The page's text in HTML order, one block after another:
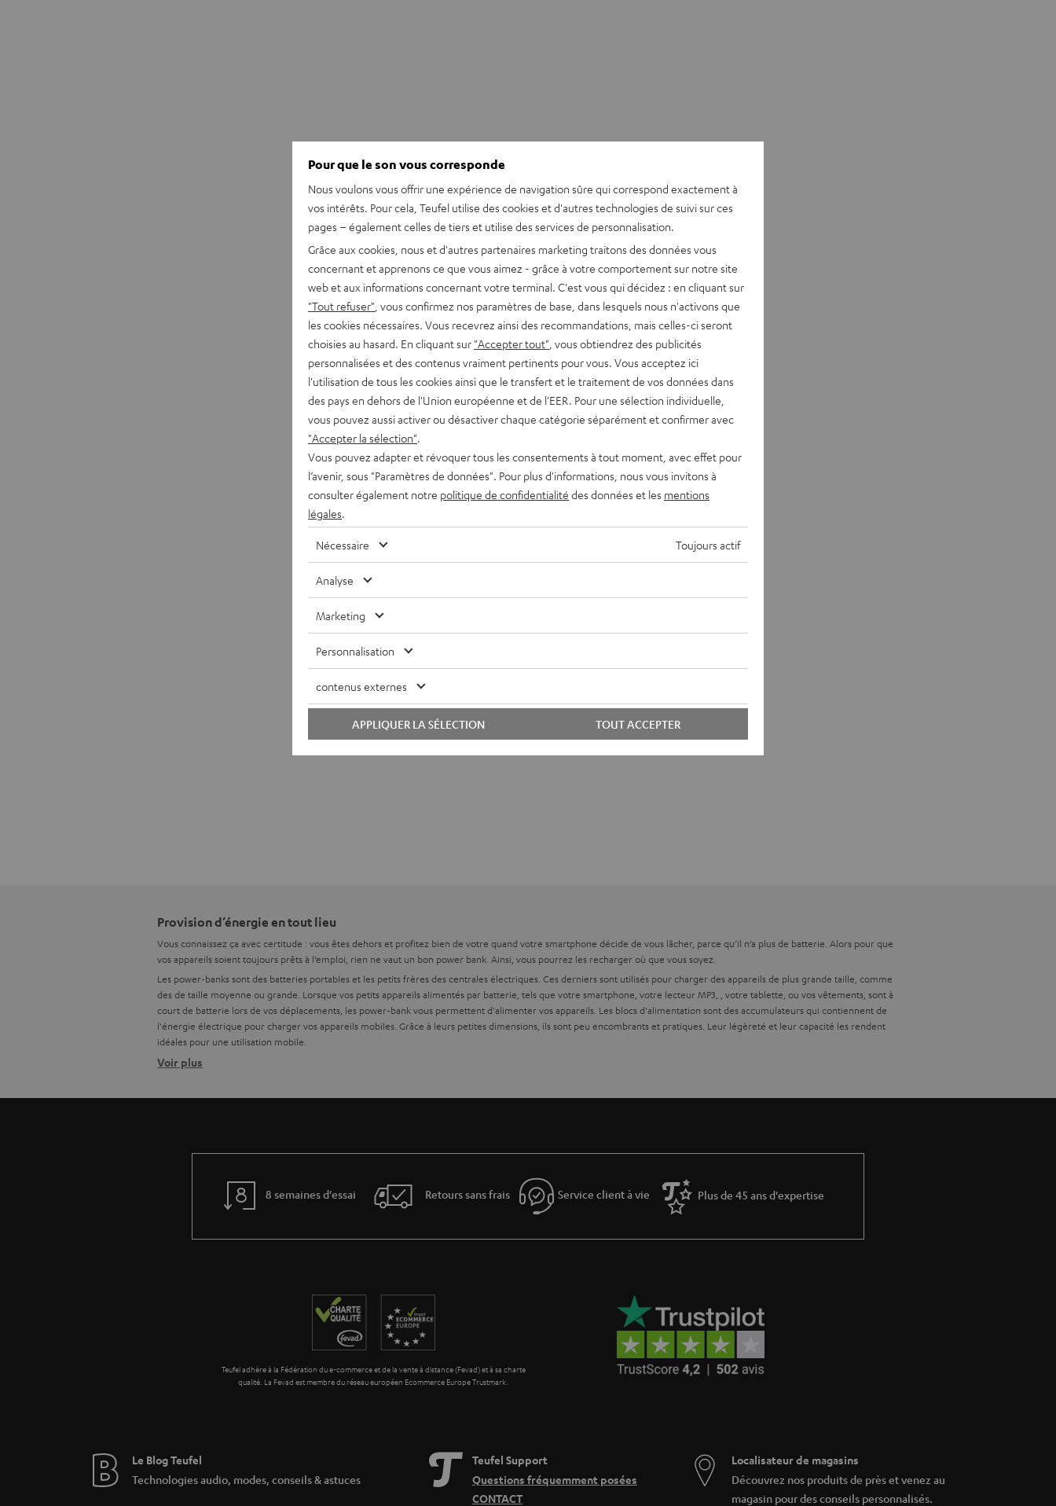
Provision d’énergie en tout lieu
Vous connaissez ça avec certitude : vous êtes dehors et profitez bien de votre quand votre smartphone décide de vous lâcher, parce qu’il n’a plus de batterie. Alors pour que
vos appareils soient toujours prêts à l’emploi, rien ne vaut un bon power bank. Ainsi, vous pourrez les recharger où que vous soyez.
Les power-banks sont des batteries portables et les petits frères des centrales électriques. Ces derniers sont utilisés pour charger des appareils de plus grande taille, comme
desde taille moyenne ou grande. Lorsque vos petits appareils alimentés par batterie, tels que votre smartphone, votre lecteur MP3, , votre tablette, ou vos vêtements, sont à
court de batterie lors de vos déplacements, les power-bank vous permettent d'alimenter vos appareils. Les blocs d'alimentation sont des accumulateurs qui contiennent de
l'énergie électrique pour charger vos appareils mobiles. Grâce à leurs petites dimensions, ils sont peu encombrants et pratiques. Leur légèreté et leur capacité les rendent
idéales pour une utilisation mobile.
Qu’est-ce-qu’un power-bank ?
trouver la meilleure batterie externe pour vous, veillez à prêter attention aux différences de qualité. Le prix le plus bas ne doit pas être le critère de la décision d'achat. Les
Malheureusement, certains sceaux, comme le marquage CE, ne sont souvent que collés. Par conséquent, veillez toujours à comparer les données techniques et investissez
plutôt quelques euros de plus dans un power-bank fiable d'un fabricant de marque.
recharge sans-fil est également possible grâce aux technologies les plus récentes : il est difficile d'alimenter les batteries de manière plus pratique.
Comment fonctionne la recharge d'une power-bank ?
Si le niveau de la batterie de votre téléphone mobile est trop faible, il est facile de recharger votre appareil à l'aide d'une batterie externe telle qu'un power-bank. Grâce à
leur capacité et à leurs multiples ports USB tels que l'USB-C et l'USB Type A, les derniers power-banks offrent la possibilité de charger un nombre correspondant d'appareils
en même temps. S'il n'y a pas de prise de courant à proximité, il suffit de connecter le câble de charge de votre smartphone via un câble USB au port USB de votre power-
Vous trouverez ici des blocs d'alimentation fonctionnels à haute capacité de la marque VARTA, dont la réputation n’est plus à faire. VARTA convainc par un très bon rapport
qualité-prix, une histoire impressionnante, une technologie de pointe et une durabilité et une fabrication de haute qualité. Pour une utilisation optimale, les power-banks sont
équipés de ports USB de type USB C et USB A et même la charge sans fil est possible, afin que vous puissiez utiliser votre chargeur de la manière la plus flexible possible.
Voir plus
8 semaines d'essai Retours sans frais Service client à vie Plus de 45 ans d'expertise
Teufel adhère à la Fédération du e-commerce et de la vente à distance (Fevad) et à sa charte
qualité. La Fevad est membre du réseau européen Ecommerce Europe Trustmark.
Le Blog Teufel
Technologies audio, modes, conseils & astuces
Teufel Support
Questions fréquemment posées
CONTACT
Localisateur de magasins
Découvrez nos produits de près et venez au
magasin pour des conseils personnalisés.
Pour que le son vous corresponde
Nous voulons vous offrir une expérience de navigation sûre qui correspond exactement à
vos intérêts. Pour cela, Teufel utilise des cookies et d'autres technologies de suivi sur ces
pages – également celles de tiers et utilise des services de personnalisation.
Grâce aux cookies, nous et d'autres partenaires marketing traitons des données vous
concernant et apprenons ce que vous aimez - grâce à votre comportement sur notre site
web et aux informations concernant votre terminal. C'est vous qui décidez : en cliquant sur
"Tout refuser" , vous confirmez nos paramètres de base, dans lesquels nous n'activons que
les cookies nécessaires. Vous recevrez ainsi des recommandations, mais celles-ci seront
choisies au hasard. En cliquant sur "Accepter tout" , vous obtiendrez des publicités
personnalisées et des contenus vraiment pertinents pour vous. Vous acceptez ici
l'utilisation de tous les cookies ainsi que le transfert et le traitement de vos données dans
des pays en dehors de l'Union européenne et de l'EER. Pour une sélection individuelle,
vous pouvez aussi activer ou désactiver chaque catégorie séparément et confirmer avec
"Accepter la sélection".
Vous pouvez adapter et révoquer tous les consentements à tout moment, avec effet pour
l’avenir, sous "Paramètres de données". Pour plus d'informations, nous vous invitons à
consulter également notre politique de confidentialité des données et les mentions
légales.
Nécessaire Toujours actif
Analyse
Marketing
Personnalisation
contenus externes
TOUT ACCEPTER
APPLIQUER LA SÉLECTION